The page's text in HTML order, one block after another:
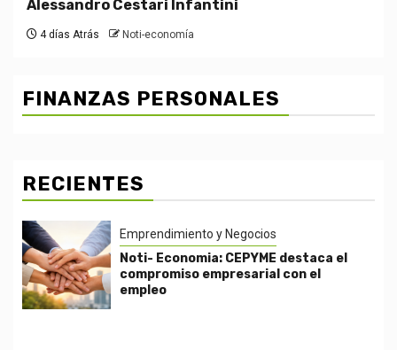
Alessandro Cestari Infantini
4 días Atrás Noti-economía
FINANZAS PERSONALES
RECIENTES
Emprendimiento y Negocios
Noti- Economia: CEPYME destaca el
compromiso empresarial con el
empleo